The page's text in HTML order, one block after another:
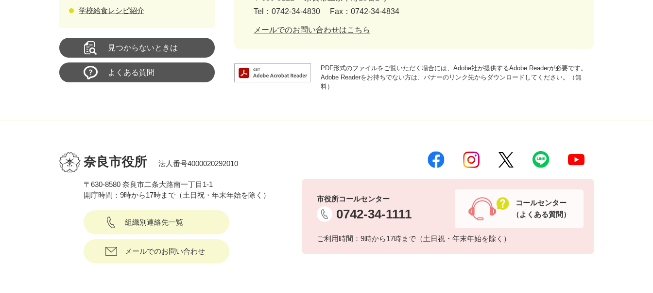
Tel：0742-34-4830
Fax：0742-34-4834
メールでのお問い合わせはこちら
PDF形式のファイルをご覧いただく場合には、Adobe社が提供するAdobe Readerが必要です。
Adobe Readerをお持ちでない方は、バナーのリンク先からダウンロードしてください。（無
料）
学校給食レシピ紹介
見つからないときは
よくある質問
奈良市役所 法人番号4000020292010
〒630-8580 奈良市二条大路南一丁目1-1
開庁時間：9時から17時まで（土日祝・年末年始を除く）
組織別連絡先一覧
メールでのお問い合わせ
市役所コールセンター
0742-34-1111
ご利用時間：9時から17時まで（土日祝・年末年始を除く）
コールセンター
（よくある質問）